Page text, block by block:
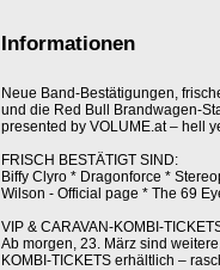
Informationen
Neue Band-Bestätigungen,
und die Red Bull Brandwagen-
presented by VOLUME.at – hell
FRISCH BESTÄTIGT SIND:
Biffy Clyro * Dragonforce *
Wilson - Official page * The 69
VIP & CARAVAN-KOMBI-
Ab morgen, 23. März sind
KOMBI-TICKETS erhältlich –